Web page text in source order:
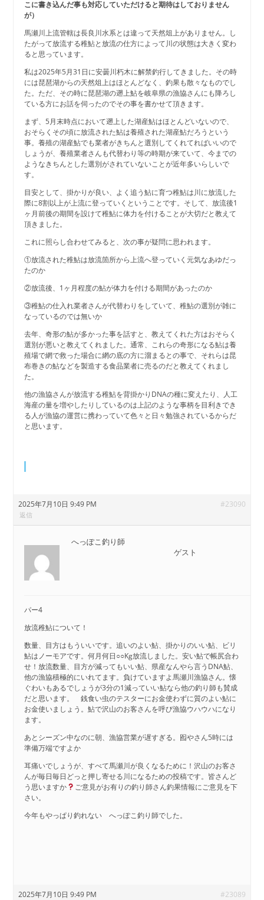
こに書き込んだ事も対応していただけると期待はしておりません
が）
馬瀬川上流管轄は長良川水系とは違って天然俎上がありません。し
たがって放流する稚鮎と放流の仕方によって川の状態は大きく変わ
ると思っています。
私は2025年5月31日に安曇川朽木に解禁釣行してきました。その時
には琵琶湖からの天然俎上はほとんどなく、釣果も散々なものでし
た。ただ、その時に琵琶湖の遡上鮎を岐阜県の漁協さんにも降ろし
ている方にお話を伺ったのでその事を書かせて頂きます。
まず、5月末時点において遡上した湖産鮎はほとんどいないので、
おそらくその頃に放流された鮎は養殖された湖産鮎だろうという
事。養殖の湖産鮎でも業者がきちんと選別してくれてればいいので
しょうが、養殖業者さんも代替わり等の時期が来ていて、今までの
ようなきちんとした選別がされていないことが近年多いらしいで
す。
目安として、掛かりが良い、よく追う鮎に育つ稚鮎は川に放流した
際に8割以上が上流に登っていくということです。そして、放流後1
ヶ月前後の期間を設けて稚鮎に体力を付けることが大切だと教えて
頂きました。
これに照らし合わせてみると、次の事が疑問に思われます。
①放流された稚鮎は放流箇所から上流へ登っていく元気なあゆだっ
たのか
②放流後、1ヶ月程度の鮎が体力を付ける期間があったのか
③稚鮎の仕入れ業者さんが代替わりをしていて、稚鮎の選別が雑に
なっているのでは無いか
去年、奇形の鮎が多かった事を話すと、教えてくれた方はおそらく
選別が悪いと教えてくれました。通常、これらの奇形になる鮎は養
殖場で網で救った場合に網の底の方に溜まるとの事で、それらは昆
布巻きの鮎などを製造する食品業者に売るのだと教えてくれまし
た。
他の漁協さんが放流する稚鮎を背掛かりDNAの種に変えたり、人工
海産の量を増やしたりしているのは上記のような事柄を目利きでき
る人が漁協の運営に携わっていて色々と日々勉強されているからだ
と思います。
2025年7月10日 9:49 PM #23090
返信
へっぽこ釣り師
ゲスト
パー4
放流稚鮎について！
数量、目方はもういいです。追いのよい鮎、掛かりのいい鮎、ビリ
鮎はノーモアです。何月何日○○Kg放流しました。安い鮎で帳尻合わ
せ！放流数量、目方が減ってもいい鮎、県産なんやら言うDNA鮎、
他の漁協積極的にいれてます。負けていますよ馬瀬川漁協さん。懐
ぐわいもあるでしょうが3分の1減っていい鮎なら他の釣り師も賛成
だと思います。 銭食い虫のテスターにお金使わずに質のよい鮎に
お金使いましょう。鮎で沢山のお客さんを呼び漁協ウハウハになり
ます。
あとシーズン中なのに朝、漁協営業が遅すぎる。囮やさん5時には
準備万端ですよか
耳痛いでしょうが、すべて馬瀬川が良くなるために！沢山のお客さ
んが毎日毎日どっと押し寄せる川になるための投稿です。皆さんど
う思いますか
ご意見がお有りの釣り師さん釣果情報にご意見を下
さい。
今年もやっぱり釣れない へっぽこ釣り師でした。
2025年7月10日 9:49 PM #23089